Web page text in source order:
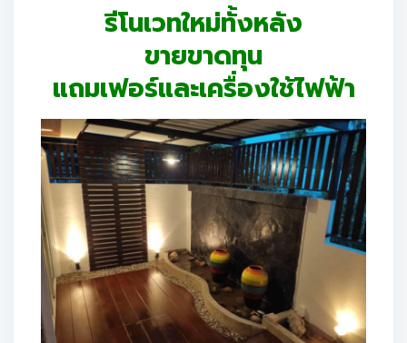
รีโนเวทใหม่ทั้งหลัง
ขายขาดทุน
แถมเฟอร์และเครื่องใช้ไฟฟ้า